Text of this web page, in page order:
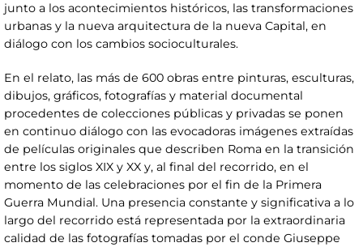
junto a los acontecimientos históricos, las transformaciones
urbanas y la nueva arquitectura de la nueva Capital, en
diálogo con los cambios socioculturales.
En el relato, las más de 600 obras entre pinturas, esculturas,
dibujos, gráficos, fotografías y material documental
procedentes de colecciones públicas y privadas se ponen
en continuo diálogo con las evocadoras imágenes extraídas
de películas originales que describen Roma en la transición
entre los siglos XIX y XX y, al final del recorrido, en el
momento de las celebraciones por el fin de la Primera
Guerra Mundial. Una presencia constante y significativa a lo
largo del recorrido está representada por la extraordinaria
calidad de las fotografías tomadas por el conde Giuseppe